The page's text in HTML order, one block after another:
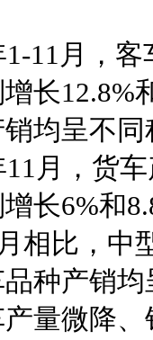
月，客车
长12.8%
均呈不
，货车产
长6%和
相比，中
种产销
量微降